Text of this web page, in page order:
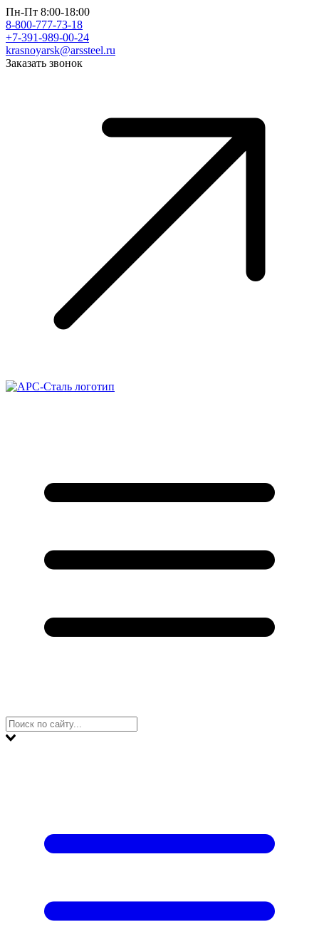
Пн-Пт 8:00-18:00
8-800-777-73-18
+7-391-989-00-24
krasnoyarsk@arssteel.ru
Заказать звонок